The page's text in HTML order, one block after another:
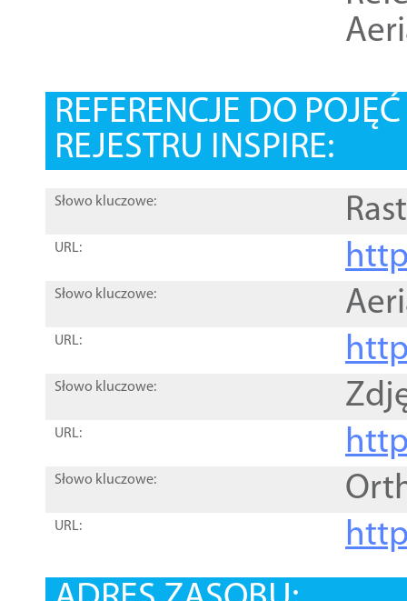
REFERENCJE DO
REJESTRU INSPIRE:
Słowo kluczowe:
URL:
Słowo kluczowe:
URL:
Słowo kluczowe:
URL:
Słowo kluczowe:
URL: